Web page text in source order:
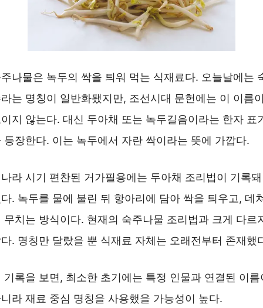
나물은 녹두의 싹을 틔워 먹는 식재료다. 오늘날에는
는 명칭이 일반화됐지만, 조선시대 문헌에는 이 이름
지 않는다. 대신 두아채 또는 녹두길음이라는 한자 표
등장한다. 이는 녹두에서 자란 싹이라는 뜻에 가깝다.
라 시기 편찬된 거가필용에는 두아채 조리법이 기록돼
. 녹두를 물에 불린 뒤 항아리에 담아 싹을 틔우고, 데
무치는 방식이다. 현재의 숙주나물 조리법과 크게 다르
. 명칭만 달랐을 뿐 식재료 자체는 오래전부터 존재했
기록을 보면, 최소한 초기에는 특정 인물과 연결된 이름
라 재료 중심 명칭을 사용했을 가능성이 높다.